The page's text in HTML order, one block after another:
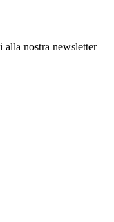
nostra newsletter